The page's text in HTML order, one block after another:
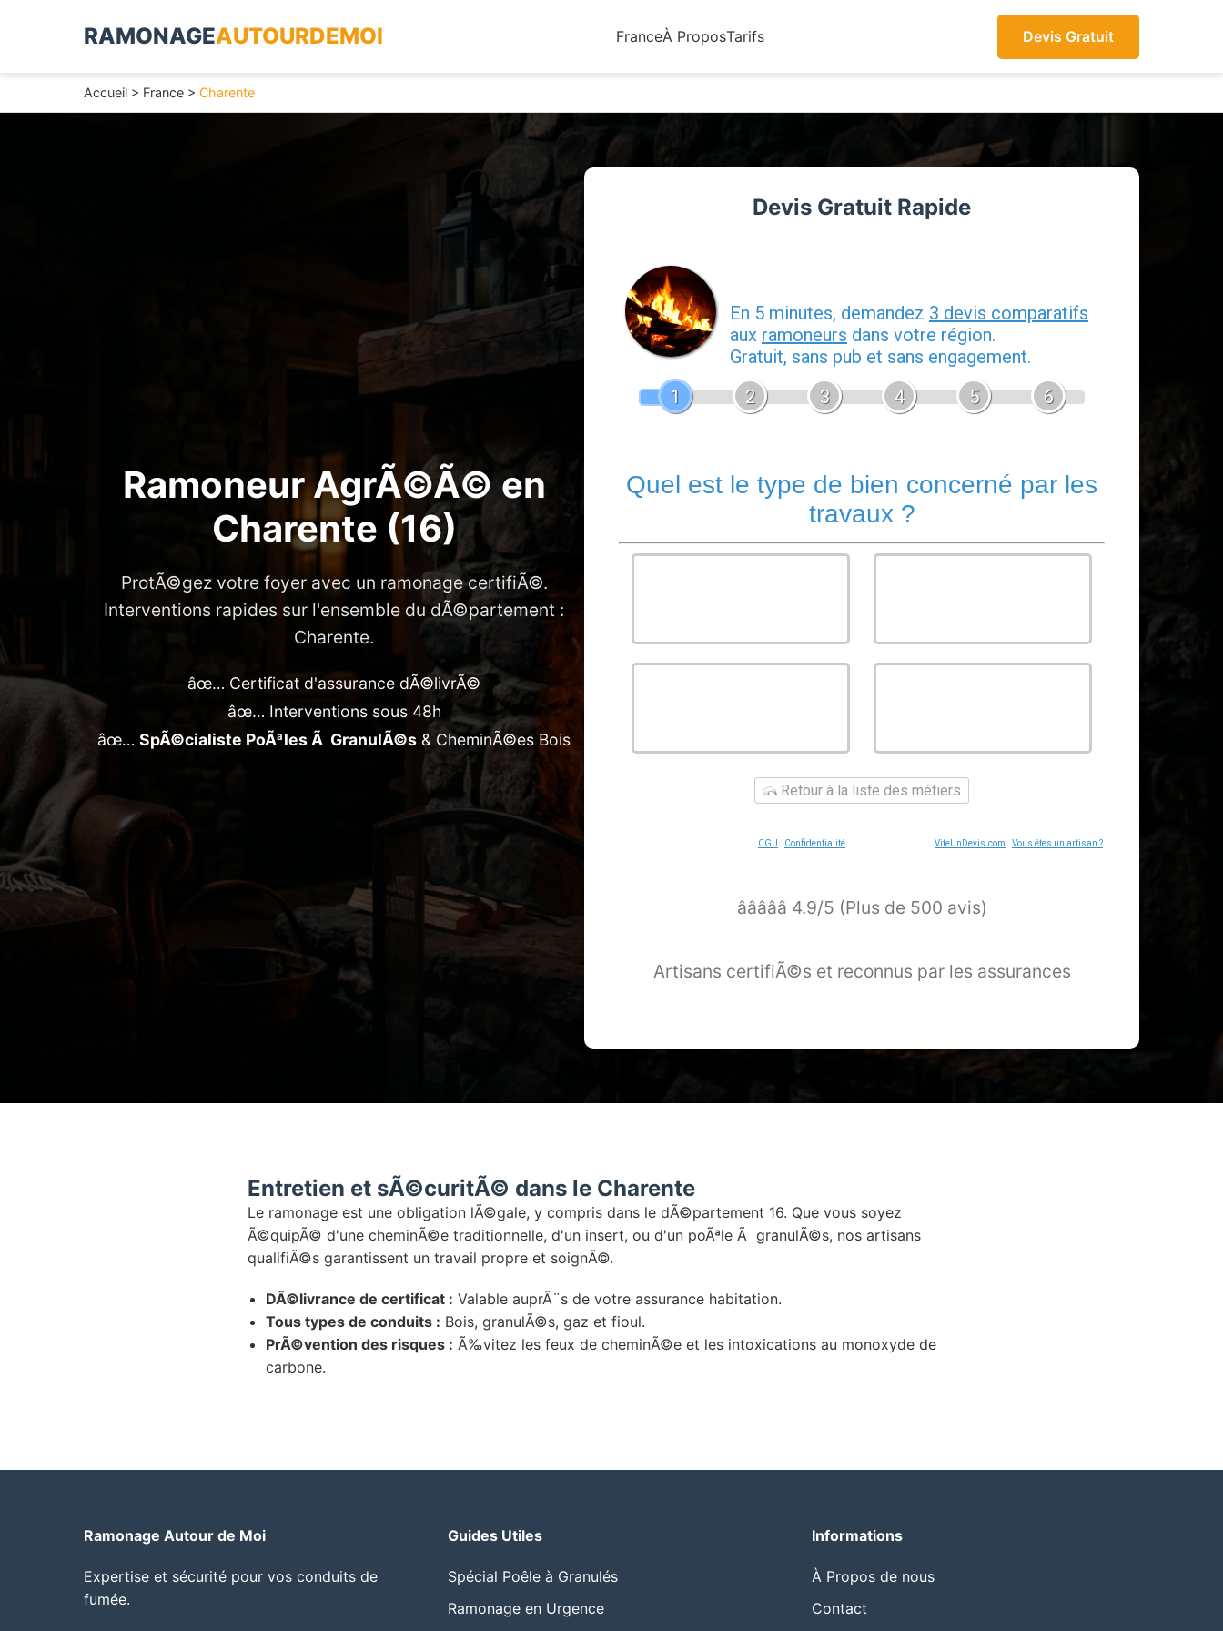
RAMONAGEAUTOURDEMOI FranceÀ ProposTarifs Devis Gratuit
Accueil > France > Charente
Ramoneur AgrÃ©Ã© en
Charente (16)
ProtÃ©gez votre foyer avec un ramonage certifiÃ©.
Interventions rapides sur l'ensemble du dÃ©partement :
Charente.
âœ… Certificat d'assurance dÃ©livrÃ©
âœ… Interventions sous 48h
âœ… SpÃ©cialiste PoÃªles Ã GranulÃ©s & CheminÃ©es Bois
Devis Gratuit Rapide
En 5 minutes, demandez 3 devis comparatifs
aux ramoneurs dans votre région.
Gratuit, sans pub et sans engagement.
1
2 3 4 5 6
Quel est le type de bien concerné par les
travaux ?
Retour à la liste des métiers
CGU Confidentialité ViteUnDevis.com Vous êtes un artisan ?
â­â­â­â­â­ 4.9/5 (Plus de 500 avis)
Artisans certifiÃ©s et reconnus par les assurances
Entretien et sÃ©curitÃ© dans le Charente
Le ramonage est une obligation lÃ©gale, y compris dans le dÃ©partement 16. Que vous soyez
Ã©quipÃ© d'une cheminÃ©e traditionnelle, d'un insert, ou d'un poÃªle Ã granulÃ©s, nos artisans
qualifiÃ©s garantissent un travail propre et soignÃ©.
DÃ©livrance de certificat : Valable auprÃ¨s de votre assurance habitation.
Tous types de conduits : Bois, granulÃ©s, gaz et fioul.
PrÃ©vention des risques : Ã‰vitez les feux de cheminÃ©e et les intoxications au monoxyde de
carbone.
Ramonage Autour de Moi
Expertise et sécurité pour vos conduits de
fumée.
Guides Utiles
Spécial Poêle à Granulés
Ramonage en Urgence
Informations
À Propos de nous
Contact